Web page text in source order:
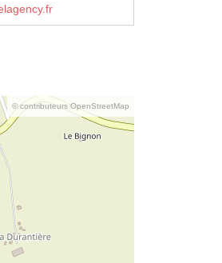
© contributeurs OpenStreetMap